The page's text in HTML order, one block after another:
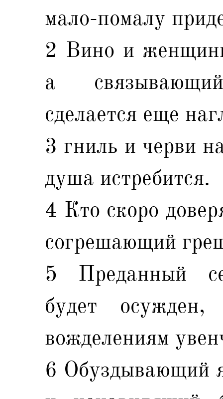
мало-помалу
2 Вино и
а
сделается еще
3 гниль и черви
душа истребится.
4 Кто скоро
согрешающий
5 Преданный
будет осужден,
вожделениям
6 Обуздывающий